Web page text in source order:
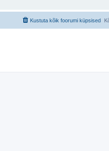
Kustuta kõik foorumi küpsised